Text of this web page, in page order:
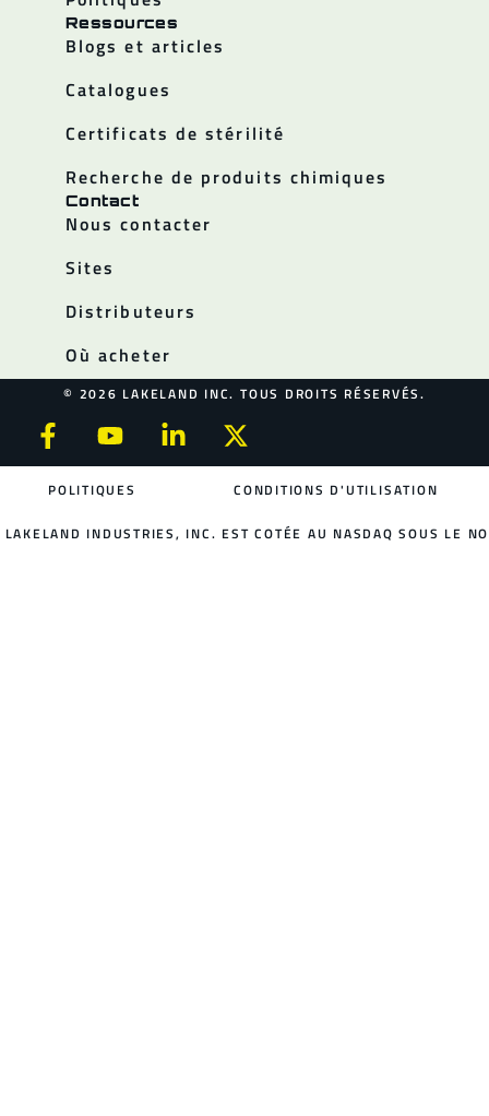
Ressources
Blogs et articles
Catalogues
Certificats de stérilité
Recherche de produits chimiques
Contact
Nous contacter
Sites
Distributeurs
Où acheter
© 2026 LAKELAND INC. TOUS DROITS RÉSERVÉS.
POLITIQUES CONDITIONS D'UTILISATION
LAKELAND INDUSTRIES, INC. EST COTÉE AU NASDAQ SOUS LE